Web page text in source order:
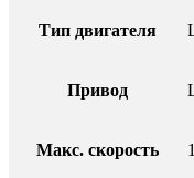
Тип двигателя
Привод
Макс. скорость